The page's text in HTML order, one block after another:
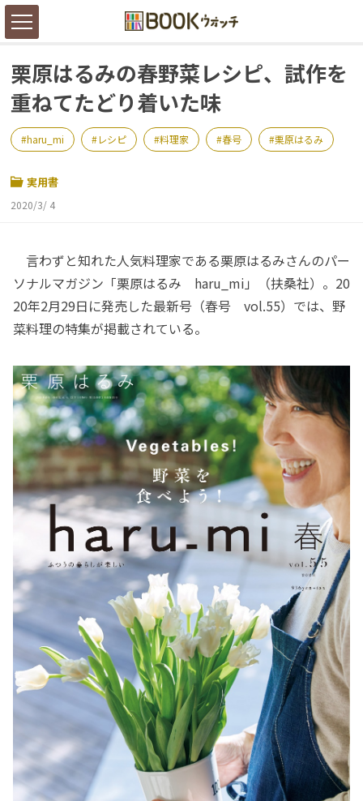
栗原はるみの春野菜レシピ、試作を
重ねてたどり着いた味
haru_mi レシピ 料理家 春号 栗原はるみ
実用書
2020/3/ 4
言わずと知れた人気料理家である栗原はるみさんのパー
ソナルマガジン「栗原はるみ haru_mi」（扶桑社）。20
20年2月29日に発売した最新号（春号 vol.55）では、野
菜料理の特集が掲載されている。